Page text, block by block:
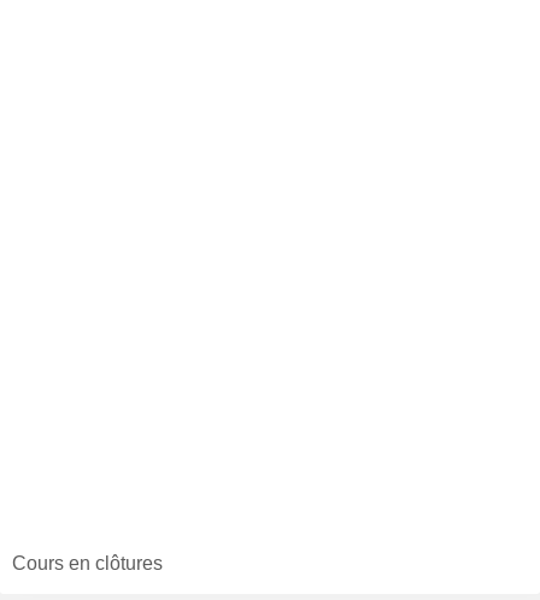
Cours en clôtures